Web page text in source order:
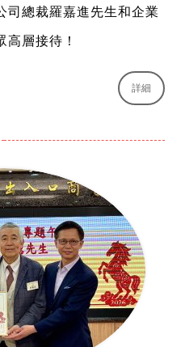
司總裁羅嘉進先生和企業
層接待！
詳細